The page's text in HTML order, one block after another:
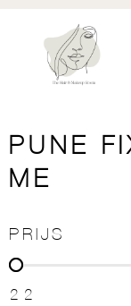
PUNE
ME
PRIJS
PRIJS
22